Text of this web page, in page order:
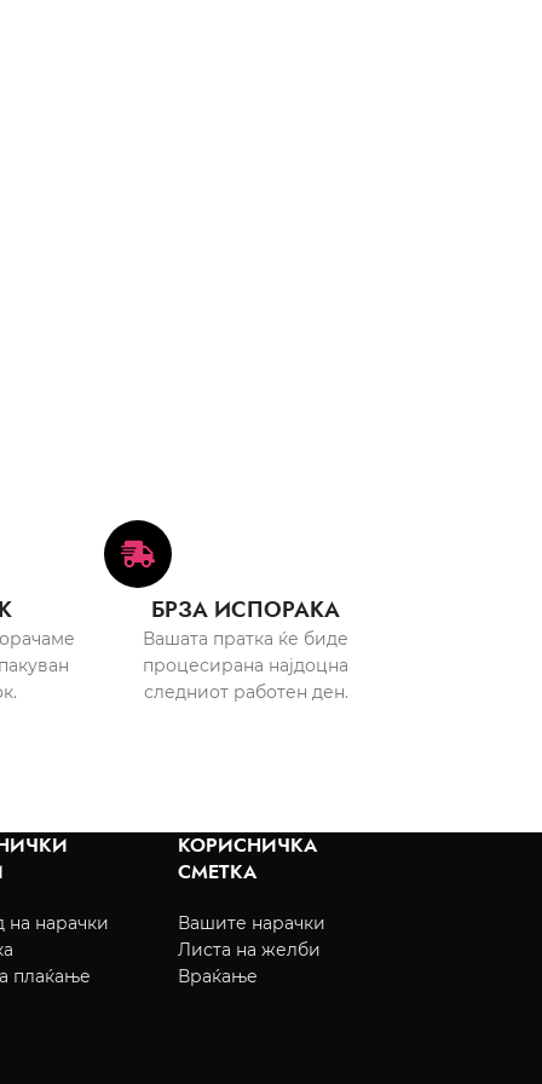
БРЗА ИСПОРАКА
Вашата пратка ќе биде
процесирана најдоцна
следниот работен ден.
на нарачки
плаќање
КОРИСНИЧКА
СМЕТКА
Вашите нарачки
Листа на желби
Враќање